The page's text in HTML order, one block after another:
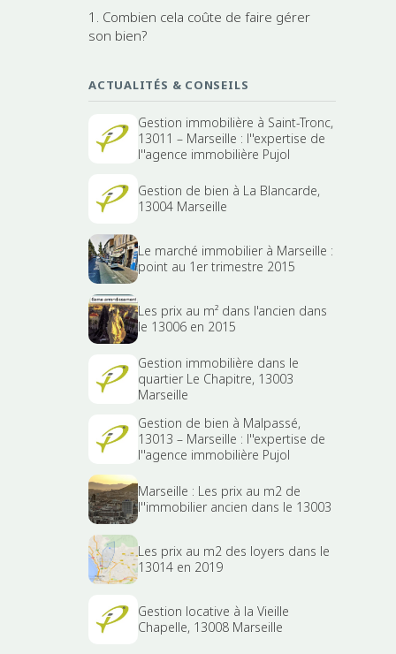
1. Combien cela coûte de faire gérer
son bien?
ACTUALITÉS & CONSEILS
Gestion immobilière à Saint-Tronc,
13011 – Marseille : l''expertise de
l''agence immobilière Pujol
Gestion de bien à La Blancarde,
13004 Marseille
Le marché immobilier à Marseille :
point au 1er trimestre 2015
Les prix au m² dans l'ancien dans
le 13006 en 2015
Gestion immobilière dans le
quartier Le Chapitre, 13003
Marseille
Gestion de bien à Malpassé,
13013 – Marseille : l''expertise de
l''agence immobilière Pujol
Marseille : Les prix au m2 de
l''immobilier ancien dans le 13003
Les prix au m2 des loyers dans le
13014 en 2019
Gestion locative à la Vieille
Chapelle, 13008 Marseille